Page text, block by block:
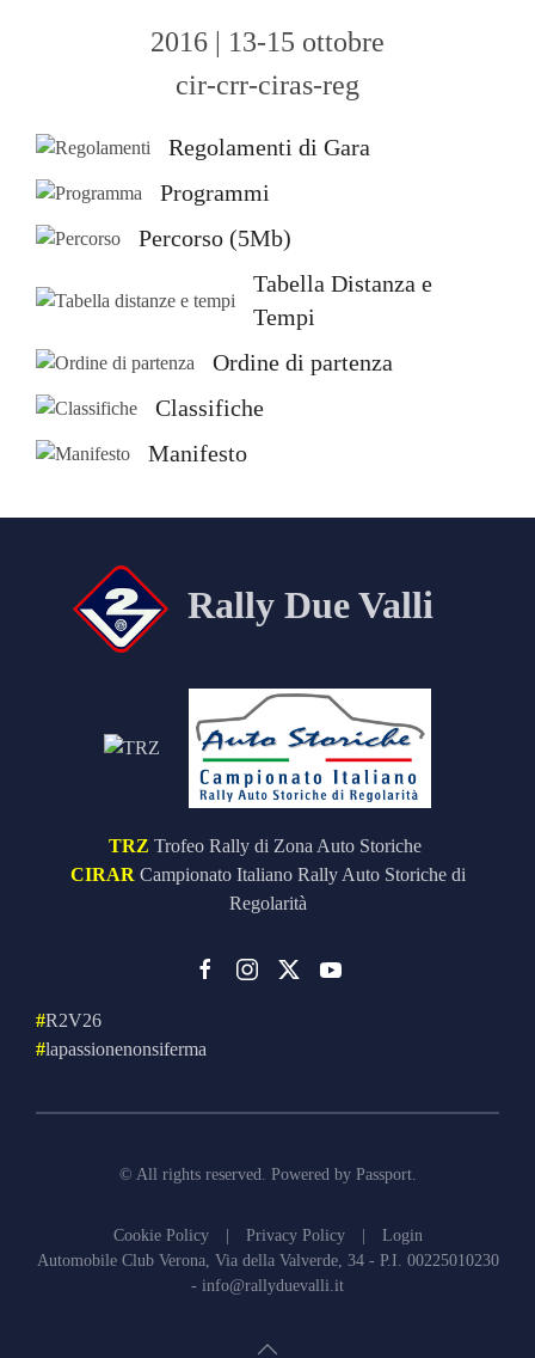
2016 | 13-15 ottobre
cir-crr-ciras-reg
Regolamenti di Gara
Programmi
Percorso (5Mb)
Tabella Distanza e
Tempi
Ordine di partenza
Classifiche
Manifesto
Rally Due Valli
TRZ Trofeo Rally di Zona Auto Storiche
CIRAR Campionato Italiano Rally Auto Storiche di
Regolarità
#R2V26
#lapassionenonsiferma
© All rights reserved. Powered by Passport.
Cookie Policy| Privacy Policy| Login
Automobile Club Verona, Via della Valverde, 34 - P.I. 00225010230
- info@rallyduevalli.it